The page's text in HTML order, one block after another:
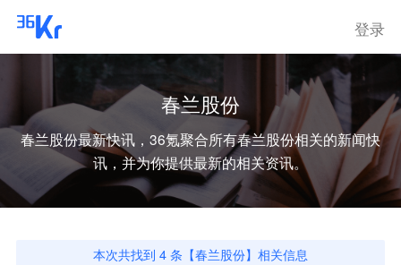
登录
春兰股份
春兰股份最新快讯，36氪聚合所有春兰股份相关的新闻快
讯，并为你提供最新的相关资讯。
本次共找到 4 条【春兰股份】相关信息